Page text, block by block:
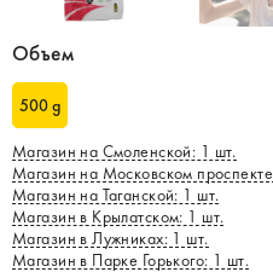
Объем
500 g
Магазин на Смоленской: 1 шт.
Магазин на Московском проспекте
Магазин на Таганской: 1 шт.
Магазин в Крылатском: 1 шт.
Магазин в Лужниках: 1 шт.
Магазин в Парке Горького: 1 шт.